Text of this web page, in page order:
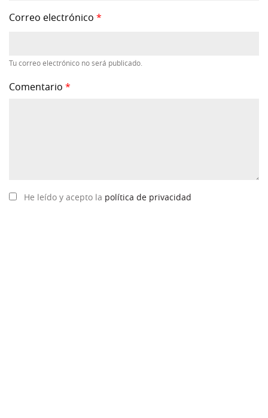
Correo electrónico *
Tu correo electrónico no será publicado.
Comentario *
He leído y acepto la política de privacidad